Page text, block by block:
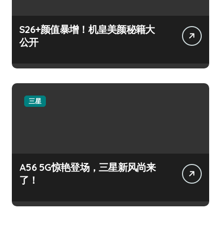
S26+颜值暴增！机皇美颜秘籍大
公开
三星
A56 5G惊艳登场，三星新风尚来
了！